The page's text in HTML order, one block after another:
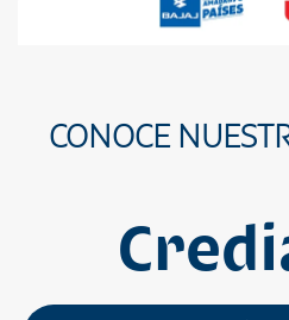
CONOCE